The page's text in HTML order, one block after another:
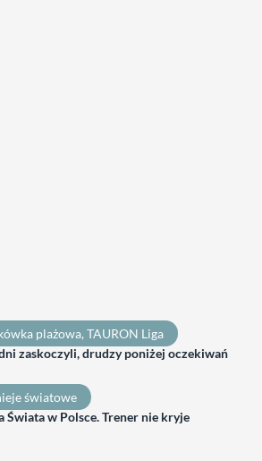
plażowa, TAURON Liga
zaskoczyli, drudzy poniżej oczekiwań
światowe
w Polsce. Trener nie kryje